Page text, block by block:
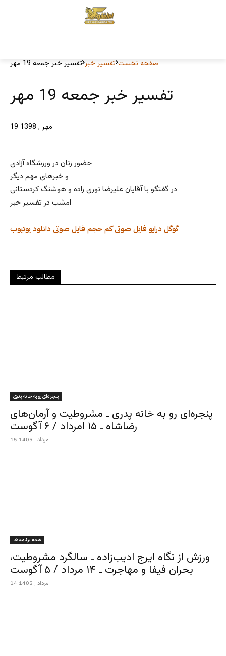
صفحه نخست تفسیر خبر تفسیر خبر جمعه 19 مهر
تفسیر خبر جمعه 19 مهر
19 مهر , 1398
حضور زنان در ورزشگاه آزادی
و خبرهای مهم دیگر
در گفتگو با آقایان علیرضا نوری زاده و هوشنگ کردستانی
امشب در تفسیر خبر
یوتیوب دانلود فایل صوتی فایل صوتی کم حجم گوگل درایو
مطالب مرتبط
پنجره‌ای رو به خانه پدری
پنجره‌ای رو به خانه پدری ـ مشروطیت و آرمان‌های
رضاشاه ـ ۱۵ امرداد / ۶ آگوست
15 مرداد , 1405
همه برنامه ها
ورزش از نگاه ایرج ادیب‌زاده ـ سالگرد مشروطیت،
بحران فیفا و مهاجرت ـ ۱۴ مرداد / ۵ آگوست
14 مرداد , 1405